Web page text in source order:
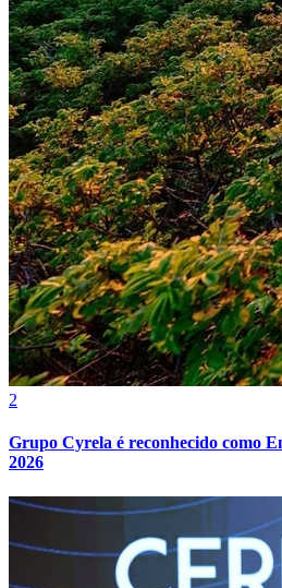
Internacional
2
Grupo Cyrela é reconhecido como
2026